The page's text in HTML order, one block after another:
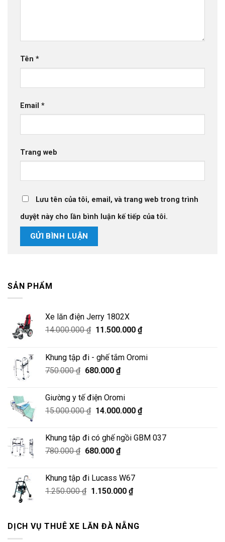
Tên *
Email *
Trang web
Lưu tên của tôi, email, và trang web trong trình
duyệt này cho lần bình luận kế tiếp của tôi.
SẢN PHẨM
Xe lăn điện Jerry 1802X
14.000.000₫ Giá
14.000.000 ₫.
11.500.000 ₫Giá
là:
Khung tập đi - ghế tắm Oromi
750.000₫ Giá
là:
750.000 ₫.
680.000 ₫Giá
là:
680.000 ₫.
Giường y tế điện Oromi
15.000.000₫ Giá
15.000.000 ₫.
14.000.000 ₫Giá
là:
Khung tập đi có ghế ngồi GBM 037
780.000₫ Giá
780.000 ₫.
680.000 ₫Giá
là:
680.000 ₫.
Khung tập đi Lucass W67
1.250.000₫ Giá
1.250.000 ₫.
1.150.000 ₫Giá
là:
DỊCH VỤ THUÊ XE LĂN ĐÀ NẴNG